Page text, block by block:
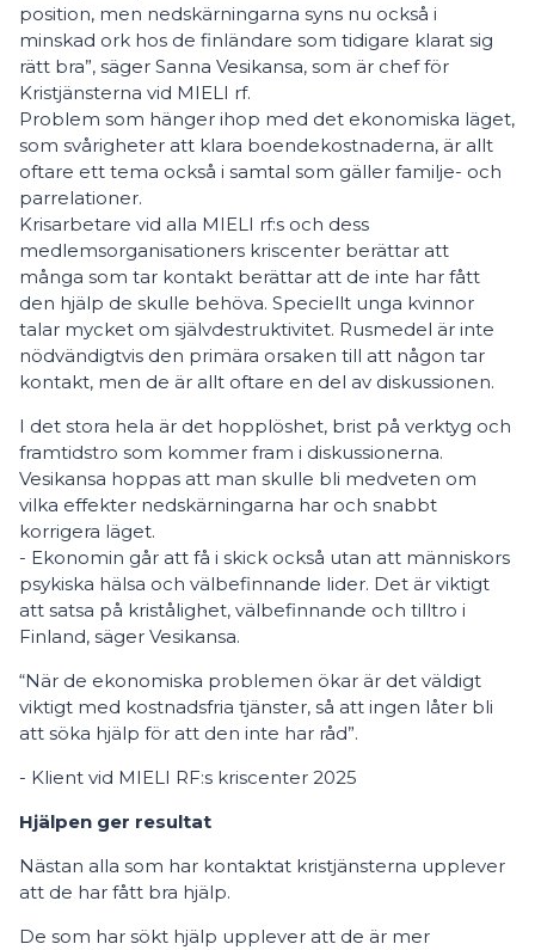
position, men nedskärningarna syns nu också i
minskad ork hos de finländare som tidigare klarat sig
rätt bra”, säger Sanna Vesikansa, som är chef för
Kristjänsterna vid MIELI rf.
Problem som hänger ihop med det ekonomiska läget,
som svårigheter att klara boendekostnaderna, är allt
oftare ett tema också i samtal som gäller familje- och
parrelationer.
Krisarbetare vid alla MIELI rf:s och dess
medlemsorganisationers kriscenter berättar att
många som tar kontakt berättar att de inte har fått
den hjälp de skulle behöva. Speciellt unga kvinnor
talar mycket om självdestruktivitet. Rusmedel är inte
nödvändigtvis den primära orsaken till att någon tar
kontakt, men de är allt oftare en del av diskussionen.
I det stora hela är det hopplöshet, brist på verktyg och
framtidstro som kommer fram i diskussionerna.
Vesikansa hoppas att man skulle bli medveten om
vilka effekter nedskärningarna har och snabbt
korrigera läget.
- Ekonomin går att få i skick också utan att människors
psykiska hälsa och välbefinnande lider. Det är viktigt
att satsa på kristålighet, välbefinnande och tilltro i
Finland, säger Vesikansa.
“När de ekonomiska problemen ökar är det väldigt
viktigt med kostnadsfria tjänster, så att ingen låter bli
att söka hjälp för att den inte har råd”.
- Klient vid MIELI RF:s kriscenter 2025
Hjälpen ger resultat
Nästan alla som har kontaktat kristjänsterna upplever
att de har fått bra hjälp.
De som har sökt hjälp upplever att de är mer